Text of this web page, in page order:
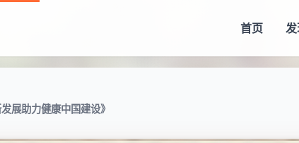
首页
展助力健康中国建设》